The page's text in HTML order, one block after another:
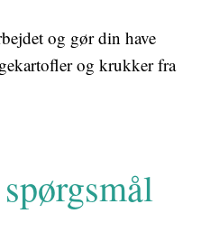
og gør din have
og krukker fra